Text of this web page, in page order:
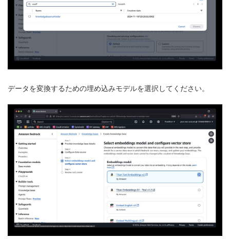
データを変換するための埋め込みモデルを選択してください。